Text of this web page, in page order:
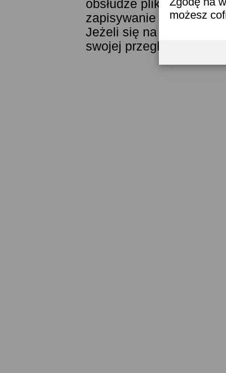
możesz
obsłudze plików
zapisywanie ich w
Jeżeli się na to nie
swojej przeglądarki.